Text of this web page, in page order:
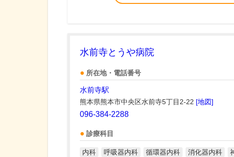
水前寺とうや病院
所在地・電話番号
水前寺駅
熊本県熊本市中央区水前寺5丁目2-22 [地図]
096-384-2288
診療科目
内科 呼吸器内科 循環器内科 消化器内科